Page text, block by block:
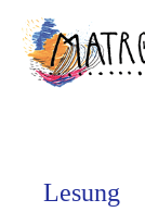
springen
Inhalt
springen
Lesung
Veranstaltungen